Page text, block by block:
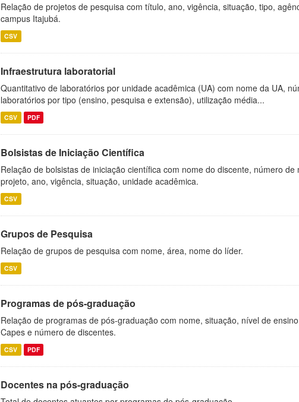
Relação de projetos de pesquisa com título, ano, vigência, situação, tipo,
campus Itajubá.
CSV
Infraestrutura laboratorial
Quantitativo de laboratórios por unidade acadêmica (UA) com nome da UA,
laboratórios por tipo (ensino, pesquisa e extensão), utilização média...
CSV PDF
Bolsistas de Iniciação Científica
Relação de bolsistas de iniciação científica com nome do discente, número
projeto, ano, vigência, situação, unidade acadêmica.
CSV
Grupos de Pesquisa
Relação de grupos de pesquisa com nome, área, nome do líder.
CSV
Programas de pós-graduação
Relação de programas de pós-graduação com nome, situação, nível de
Capes e número de discentes.
CSV PDF
Docentes na pós-graduação